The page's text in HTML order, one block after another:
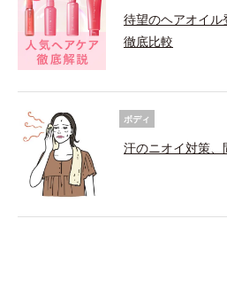
待望のヘアオイ
徹底比較
ボディ
汗のニオイ対策、